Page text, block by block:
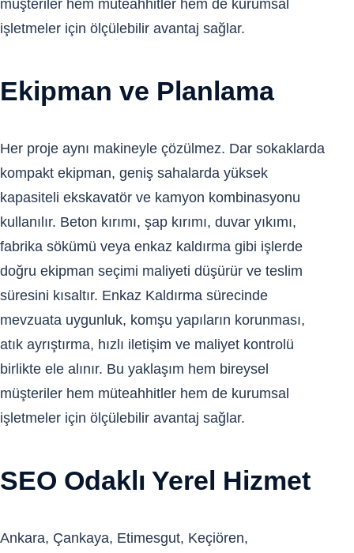
müşteriler hem müteahhitler hem de kurumsal
işletmeler için ölçülebilir avantaj sağlar.
Ekipman ve Planlama
Her proje aynı makineyle çözülmez. Dar sokaklarda
kompakt ekipman, geniş sahalarda yüksek
kapasiteli ekskavatör ve kamyon kombinasyonu
kullanılır. Beton kırımı, şap kırımı, duvar yıkımı,
fabrika sökümü veya enkaz kaldırma gibi işlerde
doğru ekipman seçimi maliyeti düşürür ve teslim
süresini kısaltır. Enkaz Kaldırma sürecinde
mevzuata uygunluk, komşu yapıların korunması,
atık ayrıştırma, hızlı iletişim ve maliyet kontrolü
birlikte ele alınır. Bu yaklaşım hem bireysel
müşteriler hem müteahhitler hem de kurumsal
işletmeler için ölçülebilir avantaj sağlar.
SEO Odaklı Yerel Hizmet
Ankara, Çankaya, Etimesgut, Keçiören,